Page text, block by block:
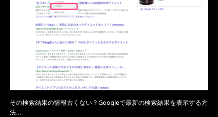
その検索結果の情報古くない？Googleで最新の検索結果を表示する方
法…